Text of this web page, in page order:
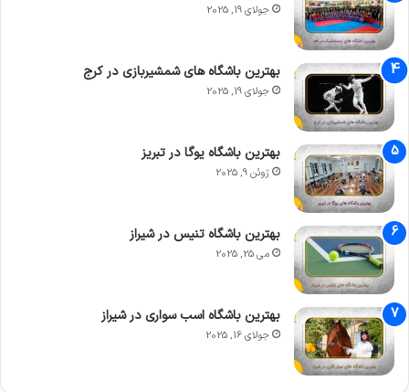
جولای 19, 2025
بهترین باشگاه های شمشیربازی در کرج
جولای 19, 2025
بهترین باشگاه یوگا در تبریز
ژوئن 9, 2025
بهترین باشگاه تنیس در شیراز
می 25, 2025
بهترین باشگاه اسب سواری در شیراز
جولای 16, 2025